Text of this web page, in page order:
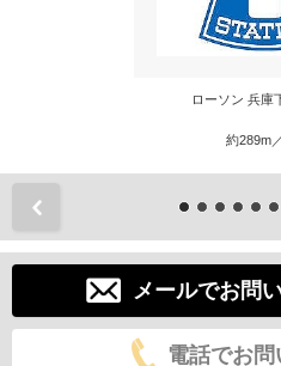
ローソン 兵庫
約289m
メールでお問
電話でお